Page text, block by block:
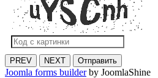
PREV NEXT Отправить
Joomla forms builderby JoomlaShine